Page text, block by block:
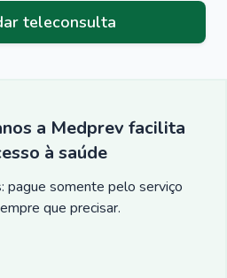
teleconsulta
a Medprev facilita
à saúde
pague somente pelo serviço
que precisar.